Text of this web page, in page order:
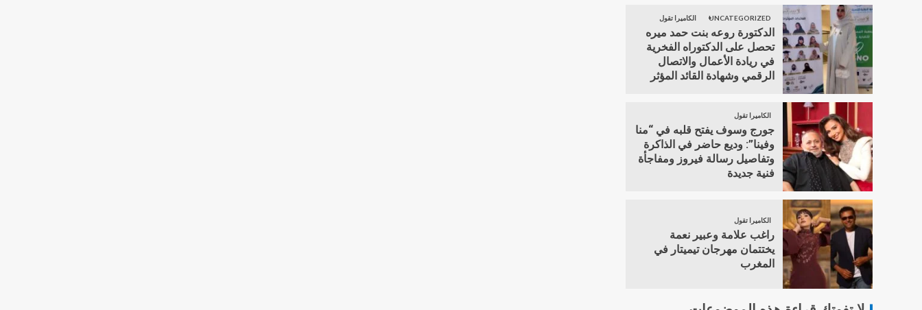
UNCATEGORIZED الكاميرا تقول
الدكتورة روعه بنت حمد ميره
تحصل على الدكتوراه الفخرية
في ريادة الأعمال والاتصال
الرقمي وشهادة القائد المؤثر
الكاميرا تقول
جورج وسوف يفتح قلبه في “منا
وفينا”: وديع حاضر في الذاكرة
وتفاصيل رسالة فيروز ومفاجأة
فنية جديدة
الكاميرا تقول
راغب علامة وعبير نعمة
يختتمان مهرجان تيميتار في
المغرب